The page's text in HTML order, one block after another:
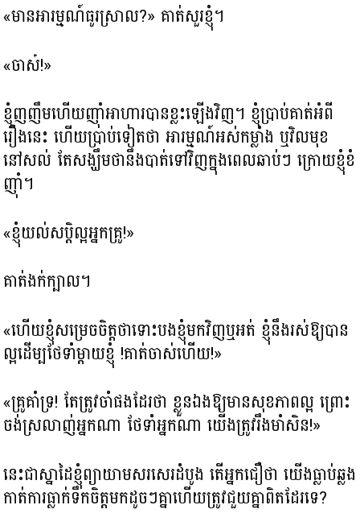
«មានអារម្មណ៍ធូរស្រាល?» គាត់សួរខ្ញុំ។
«ចាស៎!»
ខ្ញុំញញឹម​ហើយញ៉ាំអាហារបានខ្លះឡើងវិញ។ ខ្ញុំប្រាប់គាត់អំពី
រឿងនេះ ហើយប្រាប់ទៀតថា អារម្មណ៍អស់កម្លាំង ឬវិលមុខ
នៅសល់ តែសង្ឃឹម​ថា​នឹង​​បាត់​ទៅ​វិញ​ក្នុង​ពេល​ឆាប់ៗ ក្រោយខ្ញុំខំ
ញ៉ាំ។
«ខ្ញុំយល់សប្តិល្អអ្នកគ្រូ!»
គាត់ងក់ក្បាល។
«ហើយខ្ញុំសម្រេចចិត្តថា​ទោះបងខ្ញុំមកវិញឬអត់ ខ្ញុំនឹងរស់ឱ្យបាន
ល្អដើម្បថែទាំម្តាយខ្ញុំ !គាត់ចាស់ហើយ!»
«គ្រូគាំទ្រ! តែត្រូវ​ចាំផងដែរថា ខ្លួនឯងឱ្យមានសុខភាពល្អ ព្រោះ
ចង់ស្រលាញ់អ្នកណា ថែទាំអ្នកណា យើងត្រូវរឹងមាំសិន!»
នេះជាស្នាដៃខ្ញុំព្យាយាមសរសេរដំបូង តើអ្នកជឿថា យើងធ្លាប់ឆ្លង
កាត់ការធ្លាក់ទឹកចិត្ត​មកដូចៗគ្នា​ហើយត្រូវជួយគ្នាពិតដែរទេ?